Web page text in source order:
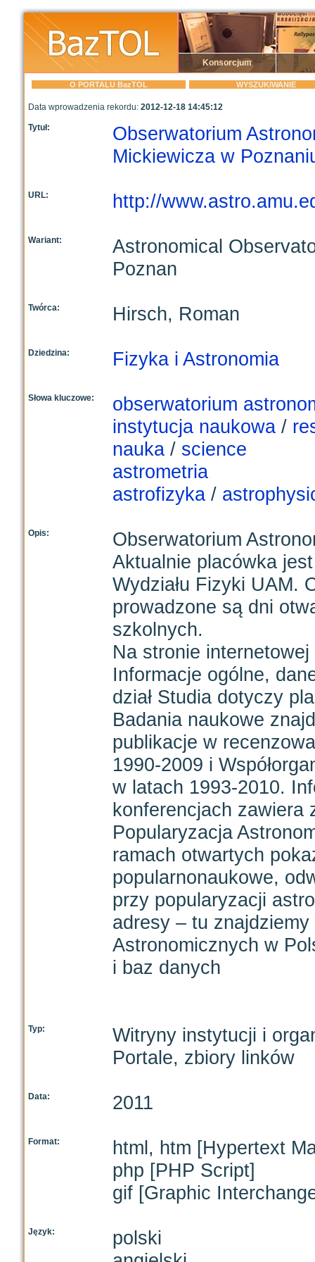
Konsorcjum
O PORTALU BazTOL WYSZUKIWANIE
Data wprowadzenia rekordu: 2012-12-18 14:45:12
Tytuł:
Obserwatorium
Mickiewicza w
URL: http://
Wariant:
Astronomical
Poznan
Twórca: Hirsch, Roman
Dziedzina: Fizyka i Astronomia
Słowa kluczowe:
obserwatorium
instytucja naukowa/
nauka/ science
astrometria
astrofizyka/
Opis:
Obserwatorium
Aktualnie placówka
Wydziału Fizyki UAM.
prowadzone są dni
szkolnych.
Na stronie
Informacje ogólne,
dział Studia dotyczy
Badania naukowe
publikacje w
1990-2009 i
w latach 1993-2010.
konferencjach zawiera
Popularyzacja
ramach otwartych
popularnonaukowe,
przy popularyzacji
adresy – tu
Astronomicznych w
i baz danych
Typ:
Witryny instytucji i
Portale, zbiory linków
Data: 2011
Format:
html, htm [Hypertext
php [PHP Script]
gif [Graphic
Język:
polski